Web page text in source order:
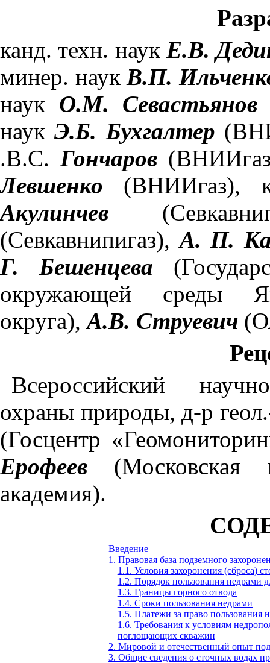
канд. техн. наук Е.В.
минер. наук В.П.
наук О.М. Севастьянов
наук Э.Б. Бухгалтер
.B.C. Гончаров
Левшенко (ВНИИгаз),
Акулинчев
(Севкавнипигаз), А. П.
Г. Бешенцева
окружающей среды
округа), А.В. Струевич
Всероссийский
охраны природы, д-р
(Госцентр
Ерофеев (Московская
академия).
Введение
1. Правовая база подземного
1.1. Условия захоронения (сброса)
1.2. Порядок пользования недрами
1.3. Границы горного отвода
1.4. Сроки пользования недрами
1.5. Платежи за право пользования
1.6. Требования к условиям
поглощающих скважин
2. Мировой и отечественный опыт
3. Общие сведения о сточных водах